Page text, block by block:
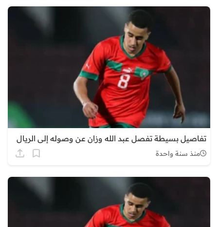
تفاصيل بسيطة تفصل عبد الله وزان عن وصوله إلى الريال
منذ سنة واحدة